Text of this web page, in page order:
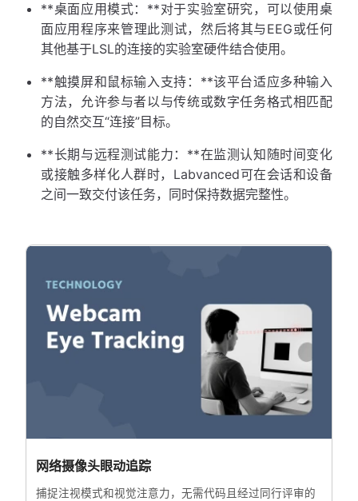
**桌面应用模式：**对于实验室研究，可以使用桌
面应用程序来管理此测试，然后将其与EEG或任何
其他基于LSL的连接的实验室硬件结合使用。
**触摸屏和鼠标输入支持：**该平台适应多种输入
方法，允许参与者以与传统或数字任务格式相匹配
的自然交互“连接”目标。
**长期与远程测试能力：**在监测认知随时间变化
或接触多样化人群时，Labvanced可在会话和设备
之间一致交付该任务，同时保持数据完整性。
网络摄像头眼动追踪
捕捉注视模式和视觉注意力，无需代码且经过同行评审的